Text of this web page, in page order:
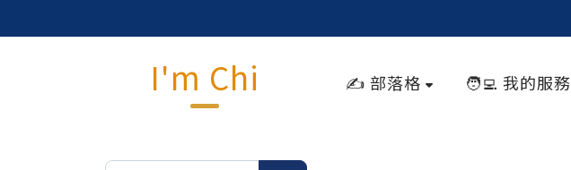
I'm Chi ✍️ 部落格 🧑‍💻 我的服務